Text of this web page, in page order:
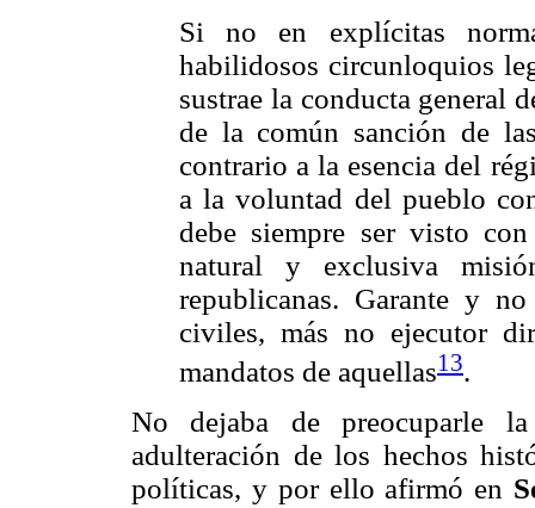
Si no en explícitas
habilidosos circunloquios
sustrae la conducta general
de la común sanción de
contrario a la esencia del
a la voluntad del pueblo
debe siempre ser visto
natural y exclusiva
republicanas. Garante y
civiles, más no ejecutor
mandatos de aquellas13.
No dejaba de preocuparle
adulteración de los hechos
políticas, y por ello afirmó en